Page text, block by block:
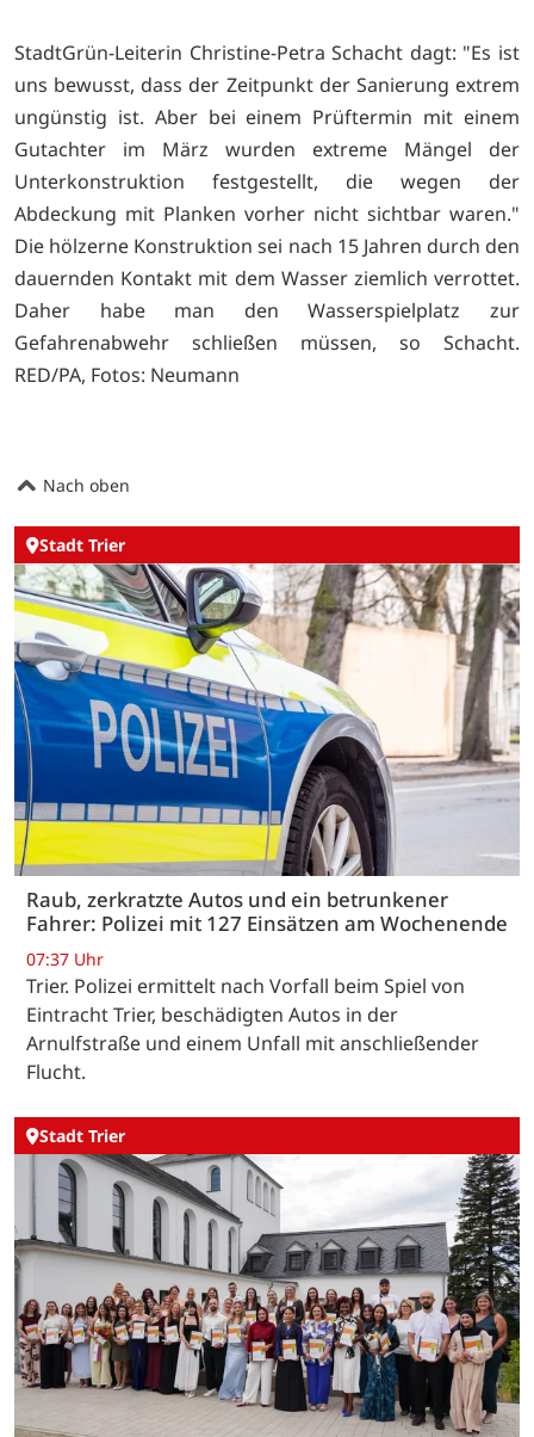
StadtGrün-Leiterin Christine-Petra Schacht dagt: "Es ist
uns bewusst, dass der Zeitpunkt der Sanierung extrem
ungünstig ist. Aber bei einem Prüftermin mit einem
Gutachter im März wurden extreme Mängel der
Unterkonstruktion festgestellt, die wegen der
Abdeckung mit Planken vorher nicht sichtbar waren."
Die hölzerne Konstruktion sei nach 15 Jahren durch den
dauernden Kontakt mit dem Wasser ziemlich verrottet.
Daher habe man den Wasserspielplatz zur
Gefahrenabwehr schließen müssen, so Schacht.
RED/PA, Fotos: Neumann
Nach oben
Stadt Trier
Raub, zerkratzte Autos und ein betrunkener
Fahrer: Polizei mit 127 Einsätzen am Wochenende
07:37 Uhr
Trier. Polizei ermittelt nach Vorfall beim Spiel von
Eintracht Trier, beschädigten Autos in der
Arnulfstraße und einem Unfall mit anschließender
Flucht.
Stadt Trier